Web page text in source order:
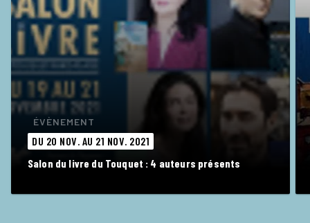
ÉVÈNEMENT
DU 20 NOV. AU 21 NOV. 2021
Salon du livre du Touquet : 4 auteurs présents